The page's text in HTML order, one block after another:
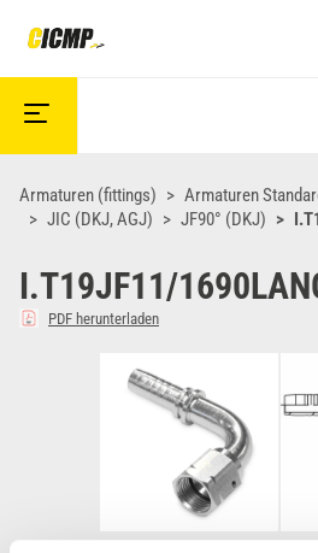
Armaturen (fittings) Armaturen
JIC (DKJ, AGJ)
JF90° (DKJ)
I.T19JF11/
PDF herunterladen